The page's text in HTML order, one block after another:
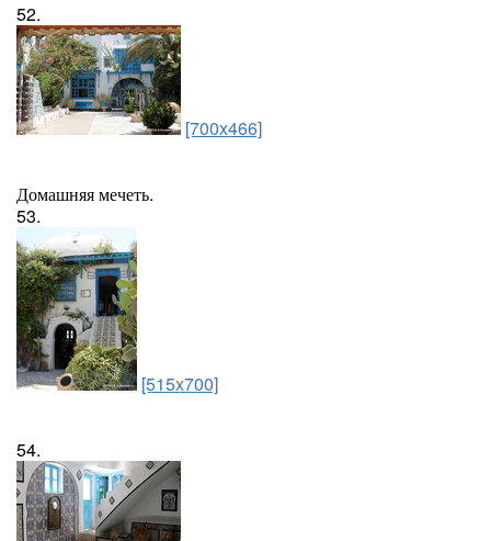
52.
[700x466]
Домашняя мечеть.
53.
[515x700]
54.